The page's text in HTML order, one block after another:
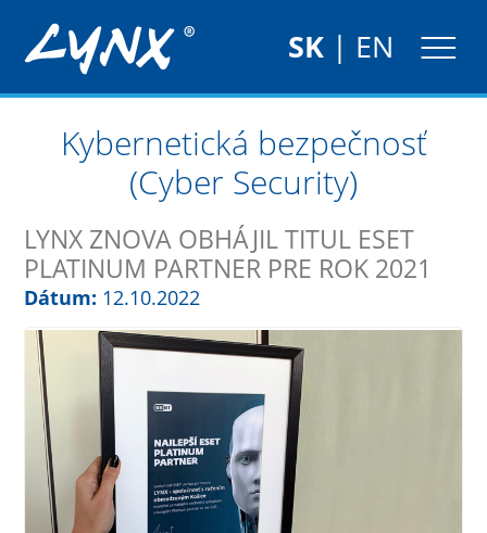
SK| EN
Kybernetická bezpečnosť
(Cyber Security)
LYNX ZNOVA OBHÁJIL TITUL ESET
PLATINUM PARTNER PRE ROK 2021
Dátum: 12.10.2022